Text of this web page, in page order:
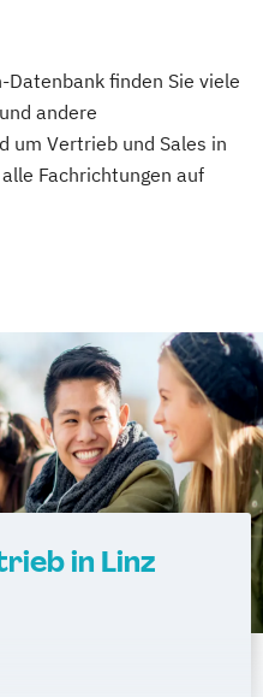
finden Sie viele
andere
um Vertrieb und Sales in
Fachrichtungen auf
in Linz